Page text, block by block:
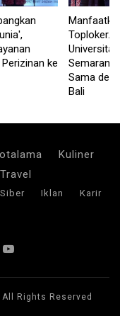
ke
Semarang
Sama
Bali
Kuliner
Travel
Siber Iklan
Karir
All Rights Reserved